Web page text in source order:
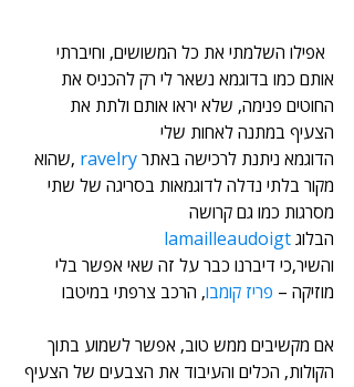
  אפילו השלמתי את כל המשושים, וחיברתי
אותם כמו בדוגמא נשאר לי רק להכניס את
החוטים פנימה, שלא יראו אותם ולתת את
הצעיף במתנה לאחות שלי
הדוגמא ניתנת לרכישה באתר ravelry ,שהוא
מקור בלתי נדלה לדוגמאות בסריגה של שתי
מסרגות כמו גם קרושה
הבלוג lamailleaudoigt
והשיר,כי דיברנו כבר על זה שאי אפשר בלי
מוזיקה – פריז קומבו, הרכב צרפתי במיטבו
אם מקשיבים ממש טוב, אפשר לשמוע בתוך
הקולות, הכלים והעיבוד את הצבעים של הצעיף